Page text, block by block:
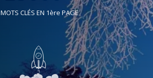
MOTS CLÉS EN 1ère PAGE